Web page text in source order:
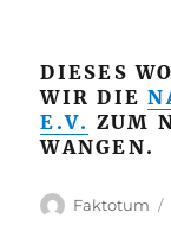
DIESES
WIR DIE
E.V. ZUM
WANGEN.
Autor
Faktotum